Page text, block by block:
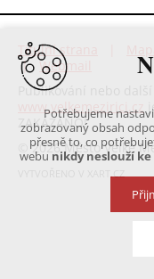
Titulní strana
|Webmail
Publikování nebo
www.velkemezirici.cz
ZAKÁZÁNO!
© 2026 Město Velké
VYTVOŘENO V XART.CZ
Potřebujeme
zobrazovaný obsah
přesně to, co
webu nikdy neslouží